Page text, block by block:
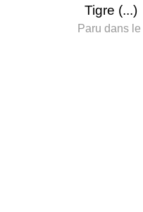
Tigre (...)
Paru dans le